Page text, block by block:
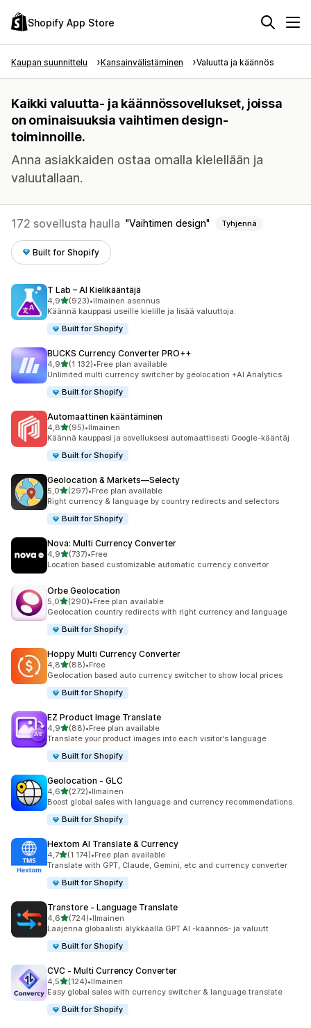
Shopify App Store
Kaupan suunnittelu Kansainvälistäminen Valuutta ja käännös
Kaikki valuutta- ja käännössovellukset, joissa
on ominaisuuksia vaihtimen design-
toiminnoille.
Anna asiakkaiden ostaa omalla kielellään ja
valuutallaan.
172 sovellusta haulla Vaihtimen design Tyhjennä
Built for Shopify
T Lab – AI Kielikääntäjä
4,9/ 5 tähteä
(923)
923 arvostelua yhteensä
•Ilmainen asennus
Käännä kauppasi useille kielille ja lisää valuuttoja.
Built for Shopify
BUCKS Currency Converter PRO++
4,9/ 5 tähteä
(1 132)
1132 arvostelua yhteensä
•Free plan available
Unlimited multi currency switcher by geolocation +AI Analytics
Built for Shopify
Automaattinen kääntäminen
4,8/ 5 tähteä
(95)
95 arvostelua yhteensä
•Ilmainen
Käännä kauppasi ja sovelluksesi automaattisesti Google-kääntäj
Built for Shopify
Geolocation & Markets—Selecty
5,0/ 5 tähteä
(297)
297 arvostelua yhteensä
•Free plan available
Right currency & language by country redirects and selectors
Built for Shopify
Nova: Multi Currency Converter
4,9/ 5 tähteä
(737)
737 arvostelua yhteensä
•Free
Location based customizable automatic currency convertor
Orbe Geolocation
5,0/ 5 tähteä
(290)
290 arvostelua yhteensä
•Free plan available
Geolocation country redirects with right currency and language
Built for Shopify
Hoppy Multi Currency Converter
4,8/ 5 tähteä
(88)
88 arvostelua yhteensä
•Free
Geolocation based auto currency switcher to show local prices
Built for Shopify
EZ Product Image Translate
4,9/ 5 tähteä
(88)
88 arvostelua yhteensä
•Free plan available
Translate your product images into each visitor's language
Built for Shopify
Geolocation ‑ GLC
4,6/ 5 tähteä
(272)
272 arvostelua yhteensä
•Ilmainen
Boost global sales with language and currency recommendations.
Built for Shopify
Hextom AI Translate & Currency
4,7/ 5 tähteä
(1 174)
1174 arvostelua yhteensä
•Free plan available
Translate with GPT, Claude, Gemini, etc and currency converter
Built for Shopify
Transtore ‑ Language Translate
4,6/ 5 tähteä
(724)
724 arvostelua yhteensä
•Ilmainen
Laajenna globaalisti älykkäällä GPT AI -käännös- ja valuutt
Built for Shopify
CVC ‑ Multi Currency Converter
4,5/ 5 tähteä
(124)
124 arvostelua yhteensä
•Ilmainen
Easy global sales with currency switcher & language translate
Built for Shopify